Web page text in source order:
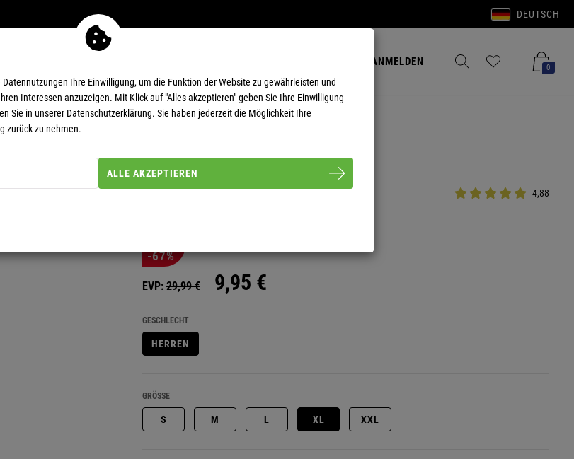
DEUTSCH
AnmeldenANMELDEN Merkzettel aufklappenWarenkorb
0
Artikel-Nummer: 20000016 4,88
-67%
EVP: 29,99 € 9,95 €
GESCHLECHT
HERREN
GRÖSSE
S M L XL XXL
Ihre Einwilligung, um die Funktion der Website zu gewährleisten und
Interessen anzuzeigen. Mit Klick auf "Alles akzeptieren" geben Sie Ihre Einwilligung
Sie in unserer Datenschutzerklärung. Sie haben jederzeit die Möglichkeit Ihre
zurück zu nehmen.
ALLE AKZEPTIEREN